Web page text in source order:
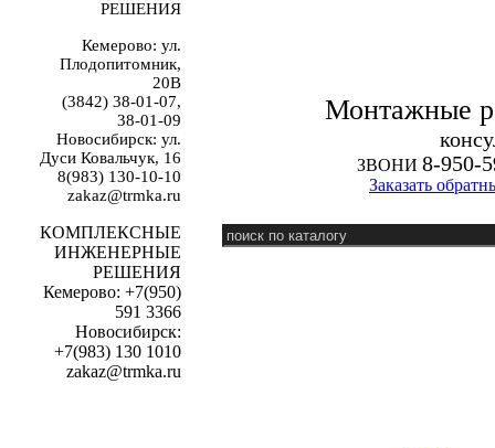
РЕШЕНИЯ
Кемерово: ул.
Плодопитомник,
20В
(3842) 38-01-07,
38-01-09
Новосибирск: ул.
Дуси Ковальчук, 16
8(983) 130-10-10
zakaz@trmka.ru
КОМПЛЕКСНЫЕ
ИНЖЕНЕРНЫЕ
РЕШЕНИЯ
Кемерово: +7(950)
591 3366
Новосибирск:
+7(983) 130 1010
zakaz@trmka.ru
Монтажные
к
ЗВОНИ 8-950-
Заказать